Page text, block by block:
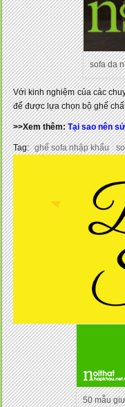
sofa da
Với kinh nghiệm của các
để được lựa chọn bộ ghế
>>Xem thêm:Tại sao nên
Tag: ghế sofa nhập khẩu
50 mẫu